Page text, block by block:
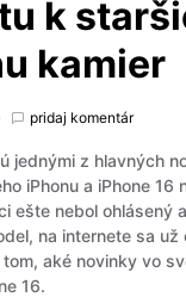
k
kamier
pridaj komentár
jednými z hlavných
iPhonu a iPhone 16
ešte nebol ohlásený
na internete sa už
aké novinky vo
16.